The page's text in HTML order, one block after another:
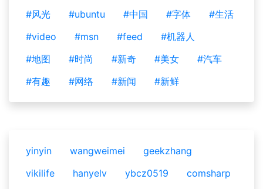
#风光
#ubuntu #中国 #字体
#生活
#video
#msn #feed
#机器人
#地图
#时尚 #新奇 #美女
#汽车
#有趣
#网络 #新闻 #新鲜
yinyin wangweimei
geekzhang
vikilife
hanyelv ybcz0519
comsharp